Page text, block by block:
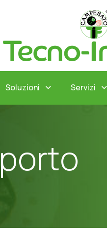
Soluzioni Servizi
porto